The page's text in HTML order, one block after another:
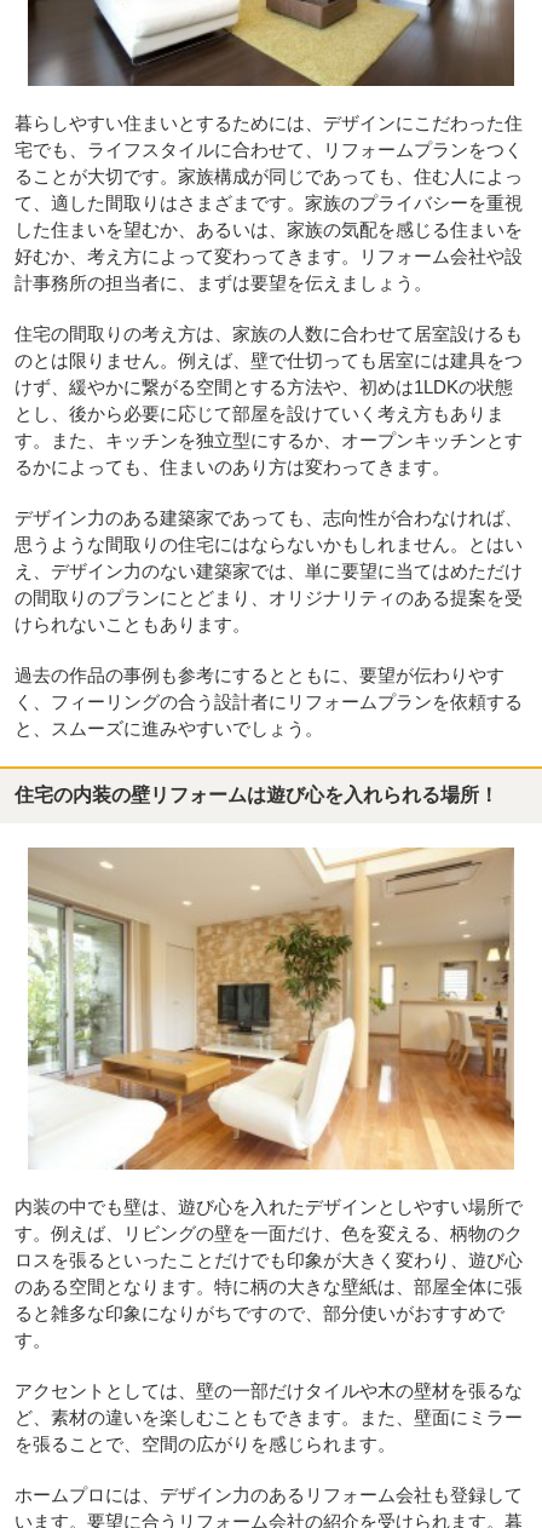
暮らしやすい住まいとするためには、デザインにこだわった住
宅でも、ライフスタイルに合わせて、リフォームプランをつく
ることが大切です。家族構成が同じであっても、住む人によっ
て、適した間取りはさまざまです。家族のプライバシーを重視
した住まいを望むか、あるいは、家族の気配を感じる住まいを
好むか、考え方によって変わってきます。リフォーム会社や設
計事務所の担当者に、まずは要望を伝えましょう。
住宅の間取りの考え方は、家族の人数に合わせて居室設けるも
のとは限りません。例えば、壁で仕切っても居室には建具をつ
けず、緩やかに繋がる空間とする方法や、初めは1LDKの状態
とし、後から必要に応じて部屋を設けていく考え方もありま
す。また、キッチンを独立型にするか、オープンキッチンとす
るかによっても、住まいのあり方は変わってきます。
デザイン力のある建築家であっても、志向性が合わなければ、
思うような間取りの住宅にはならないかもしれません。とはい
え、デザイン力のない建築家では、単に要望に当てはめただけ
の間取りのプランにとどまり、オリジナリティのある提案を受
けられないこともあります。
過去の作品の事例も参考にするとともに、要望が伝わりやす
く、フィーリングの合う設計者にリフォームプランを依頼する
と、スムーズに進みやすいでしょう。
住宅の内装の壁リフォームは遊び心を入れられる場所！
内装の中でも壁は、遊び心を入れたデザインとしやすい場所で
す。例えば、リビングの壁を一面だけ、色を変える、柄物のク
ロスを張るといったことだけでも印象が大きく変わり、遊び心
のある空間となります。特に柄の大きな壁紙は、部屋全体に張
ると雑多な印象になりがちですので、部分使いがおすすめで
す。
アクセントとしては、壁の一部だけタイルや木の壁材を張るな
ど、素材の違いを楽しむこともできます。また、壁面にミラー
を張ることで、空間の広がりを感じられます。
ホームプロには、デザイン力のあるリフォーム会社も登録して
います。要望に合うリフォーム会社の紹介を受けられます。暮